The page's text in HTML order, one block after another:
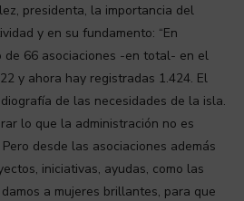
presidenta, la importancia del
y en su fundamento: “En
de 66 asociaciones -en total- en el
y ahora hay registradas 1.424. El
de las necesidades de la isla.
lo que la administración no es
desde las asociaciones además
iniciativas, ayudas, como las
a mujeres brillantes, para que